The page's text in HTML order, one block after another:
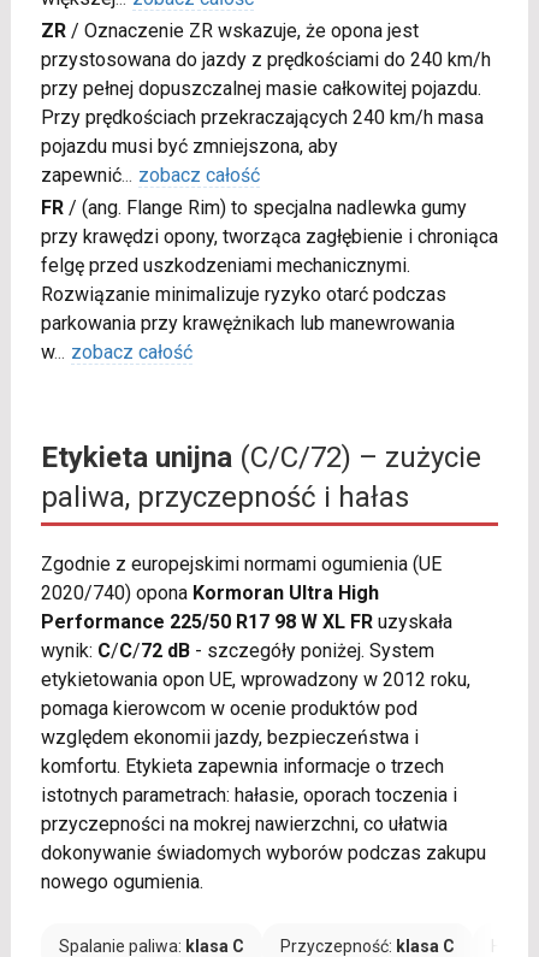
ZR/ Oznaczenie ZR wskazuje, że opona jest
przystosowana do jazdy z prędkościami do 240 km/h
przy pełnej dopuszczalnej masie całkowitej pojazdu.
Przy prędkościach przekraczających 240 km/h masa
pojazdu musi być zmniejszona, aby
zapewnić... zobacz całość
FR/ (ang. Flange Rim) to specjalna nadlewka gumy
przy krawędzi opony, tworząca zagłębienie i chroniąca
felgę przed uszkodzeniami mechanicznymi.
Rozwiązanie minimalizuje ryzyko otarć podczas
parkowania przy krawężnikach lub manewrowania
w... zobacz całość
Etykieta unijna(C/C/72) – zużycie
paliwa, przyczepność i hałas
Zgodnie z europejskimi normami ogumienia (UE
2020/740) opona Kormoran Ultra High
Performance 225/50 R17 98 W XL FRuzyskała
wynik: C/C/72 dB- szczegóły poniżej. System
etykietowania opon UE, wprowadzony w 2012 roku,
pomaga kierowcom w ocenie produktów pod
względem ekonomii jazdy, bezpieczeństwa i
komfortu. Etykieta zapewnia informacje o trzech
istotnych parametrach: hałasie, oporach toczenia i
przyczepności na mokrej nawierzchni, co ułatwia
dokonywanie świadomych wyborów podczas zakupu
nowego ogumienia.
Spalanie paliwa: klasa C Przyczepność: klasa C